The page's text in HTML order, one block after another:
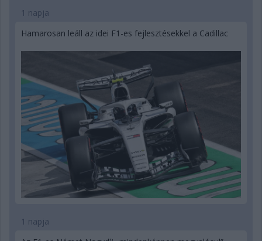
1 napja
Hamarosan leáll az idei F1-es fejlesztésekkel a Cadillac
1 napja